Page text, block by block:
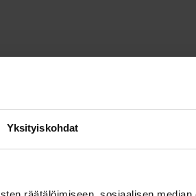
Yksityiskohdat